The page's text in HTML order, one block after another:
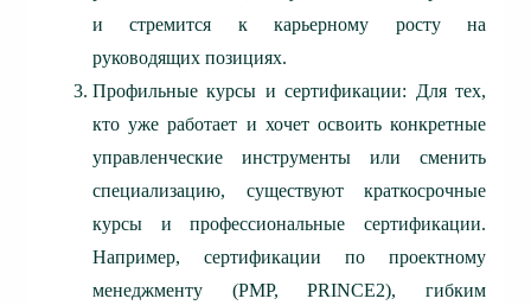
и стремится к карьерному росту на
руководящих позициях.
Профильные курсы и сертификации: Для тех,
кто уже работает и хочет освоить конкретные
управленческие инструменты или сменить
специализацию, существуют краткосрочные
курсы и профессиональные сертификации.
Например, сертификации по проектному
менеджменту (PMP, PRINCE2), гибким